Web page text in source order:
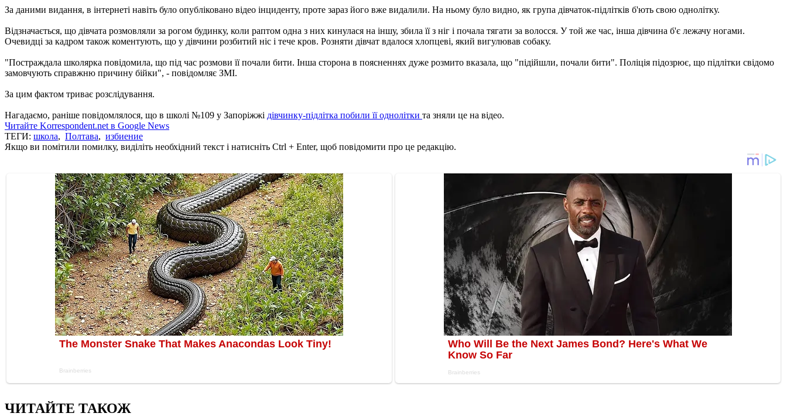
За даними видання, в інтернеті навіть було опубліковано відео інциденту, проте зараз його вже видалили. На ньому було видно, як група дівчаток-підлітків б'ють свою однолітку.
Відзначається, що дівчата розмовляли за рогом будинку, коли раптом одна з них кинулася на іншу, збила її з ніг і почала тягати за волосся. У той же час, інша дівчина б'є лежачу ногами.
Очевидці за кадром також коментують, що у дівчини розбитий ніс і тече кров. Розняти дівчат вдалося хлопцеві, який вигулював собаку.
"Постраждала школярка повідомила, що під час розмови її почали бити. Інша сторона в поясненнях дуже розмито вказала, що "підійшли, почали бити". Поліція підозрює, що підлітки свідомо
замовчують справжню причину бійки", - повідомляє ЗМІ.
За цим фактом триває розслідування.
Нагадаємо, раніше повідомлялося, що в школі №109 у Запоріжжі дівчинку-підлітка побили її однолітки та зняли це на відео.
Читайте Korrespondent.net в Google News
ТЕГИ: школа, Полтава, избиение
Якщо ви помітили помилку, виділіть необхідний текст і натисніть Ctrl + Enter, щоб повідомити про це редакцію.
ЧИТАЙТЕ ТАКОЖ